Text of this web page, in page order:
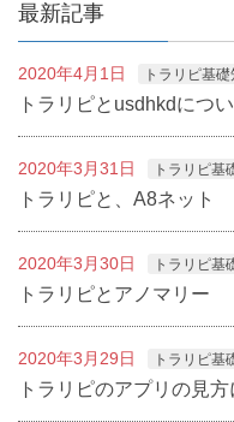
最新記事
2020年4月1日 トラリピ基
トラリピとusdhkdにつ
2020年3月31日 トラリピ基
トラリピと、A8ネット
2020年3月30日 トラリピ基
トラリピとアノマリー
2020年3月29日 トラリピ基
トラリピのアプリの見